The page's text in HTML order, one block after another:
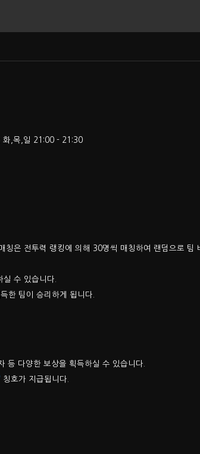
화,목,일 21:00 - 21:30
칭은 전투력 랭킹에 의해 30명씩 매칭하여 랜덤으로 팀
수 있습니다.
한 팀이 승리하게 됩니다.
등 다양한 보상을 획득하실 수 있습니다.
칭호가 지급됩니다.